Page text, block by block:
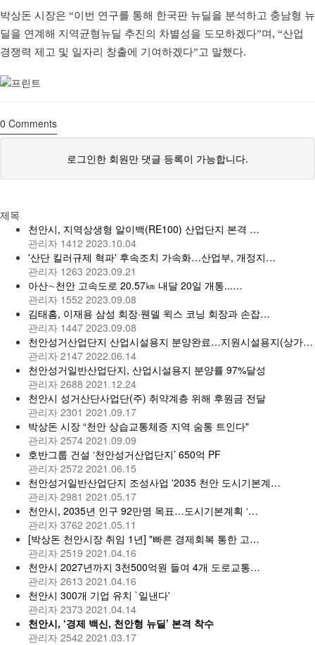
박상돈 시장은 “이번 연구를 통해 한국판 뉴딜을 분석하고 충남형 뉴
딜을 연계해 지역균형뉴딜 추진의 차별성을 도모하겠다”며, “산업
경쟁력 제고 및 일자리 창출에 기여하겠다”고 말했다.
0 Comments
로그인한 회원만 댓글 등록이 가능합니다.
제목
천안시, 지역상생형 알이백(RE100) 산업단지 본격 …
관리자 1412 2023.10.04
'산단 킬러규제 혁파' 후속조치 가속화…산업부, 개정지…
관리자 1263 2023.09.21
아산∼천안 고속도로 20.57㎞ 내달 20일 개통...…
관리자 1552 2023.09.08
김태흠, 이재용 삼성 회장·웬델 윅스 코닝 회장과 손잡…
관리자 1447 2023.09.08
천안성거산업단지 산업시설용지 분양완료…지원시설용지(상가…
관리자 2147 2022.06.14
천안성거일반산업단지, 산업시설용지 분양률 97%달성
관리자 2688 2021.12.24
천안시 성거산단사업단(주) 취약계층 위해 후원금 전달
관리자 2301 2021.09.17
박상돈 시장 “천안 상습교통체증 지역 숨통 트인다"
관리자 2574 2021.09.09
호반그룹 건설 ‘천안성거산업단지’ 650억 PF
관리자 2572 2021.06.15
천안성거일반산업단지 조성사업 '2035 천안 도시기본계…
관리자 2981 2021.05.17
천안시, 2035년 인구 92만명 목표…도시기본계획 ‘…
관리자 3762 2021.05.11
[박상돈 천안시장 취임 1년] "빠른 경제회복 통한 고…
관리자 2519 2021.04.16
천안시 2027년까지 3천500억원 들여 4개 도로교통…
관리자 2613 2021.04.16
천안시 300개 기업 유치 `일낸다'
관리자 2373 2021.04.14
천안시, ‘경제 백신, 천안형 뉴딜’ 본격 착수
관리자 2542 2021.03.17